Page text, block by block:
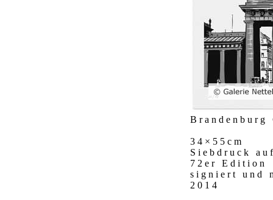
Brandenburg
34×55cm
Siebdruck
72er Edition
signiert und
2014